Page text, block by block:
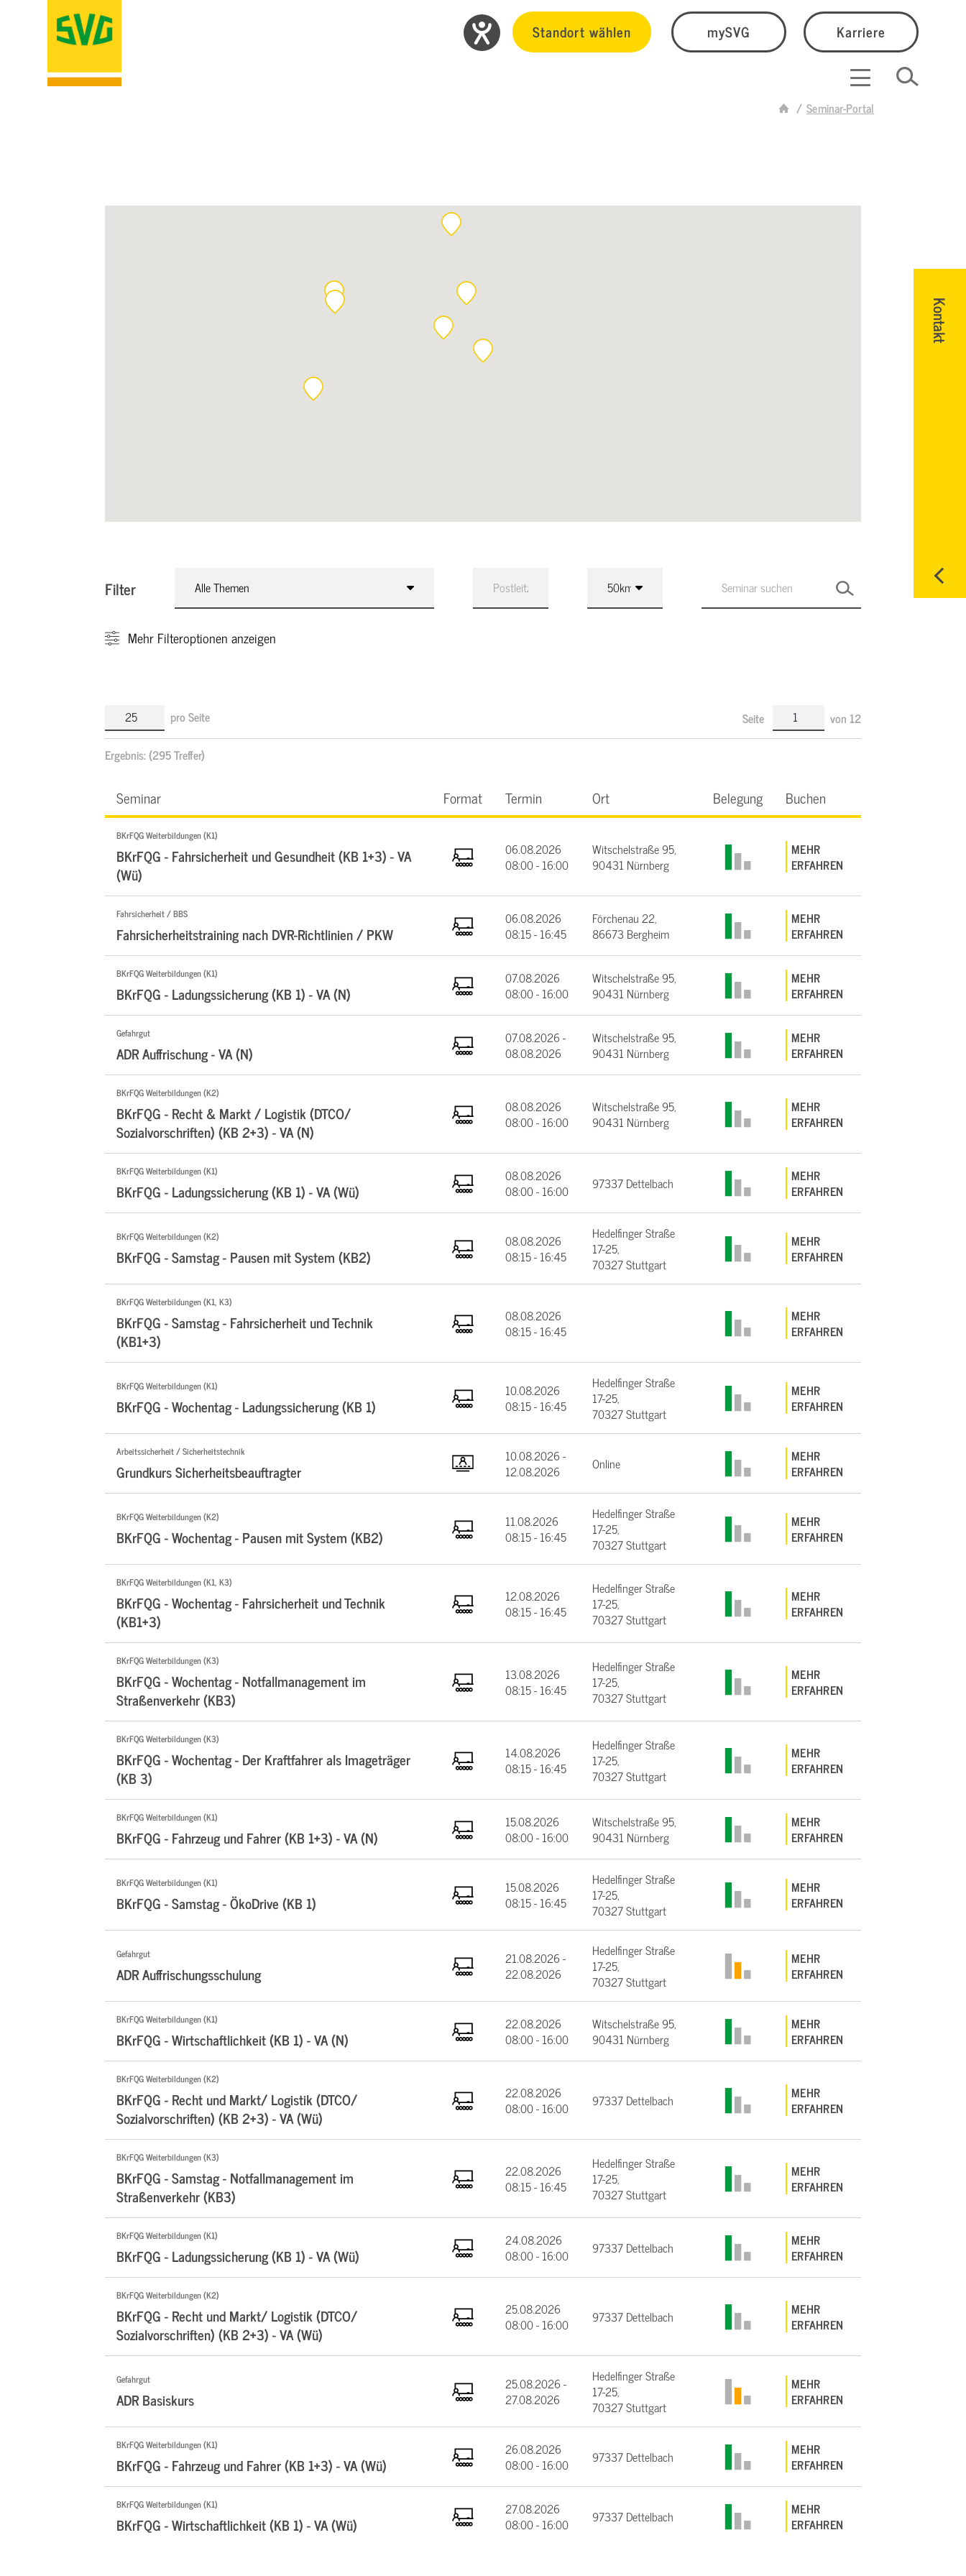
Standort wählen mySVG Karriere
Seminar-Portal
Kontakt
Filter Alle Themen
Mehr Filteroptionen anzeigen
pro Seite Seite von 12
Ergebnis:(295 Treffer)
Seminar Format Termin Ort Belegung Buchen
BKrFQG Weiterbildungen (K1)
BKrFQG - Fahrsicherheit und Gesundheit (KB 1+3) - VA
(Wü)
06.08.2026
08:00 - 16:00
Witschelstraße 95,
90431 Nürnberg
MEHR
ERFAHREN
Fahrsicherheit / BBS
Fahrsicherheitstraining nach DVR-Richtlinien / PKW
06.08.2026
08:15 - 16:45
Förchenau 22,
86673 Bergheim
MEHR
ERFAHREN
BKrFQG Weiterbildungen (K1)
BKrFQG - Ladungssicherung (KB 1) - VA (N)
07.08.2026
08:00 - 16:00
Witschelstraße 95,
90431 Nürnberg
MEHR
ERFAHREN
Gefahrgut
ADR Auffrischung - VA (N)
07.08.2026 -
08.08.2026
Witschelstraße 95,
90431 Nürnberg
MEHR
ERFAHREN
BKrFQG Weiterbildungen (K2)
BKrFQG - Recht & Markt / Logistik (DTCO/
Sozialvorschriften) (KB 2+3) - VA (N)
08.08.2026
08:00 - 16:00
Witschelstraße 95,
90431 Nürnberg
MEHR
ERFAHREN
BKrFQG Weiterbildungen (K1)
BKrFQG - Ladungssicherung (KB 1) - VA (Wü)
08.08.2026
08:00 - 16:00
97337 Dettelbach
MEHR
ERFAHREN
BKrFQG Weiterbildungen (K2)
BKrFQG - Samstag - Pausen mit System (KB2)
08.08.2026
08:15 - 16:45
Hedelfinger Straße
17-25,
70327 Stuttgart
MEHR
ERFAHREN
BKrFQG Weiterbildungen (K1, K3)
BKrFQG - Samstag - Fahrsicherheit und Technik
(KB1+3)
08.08.2026
08:15 - 16:45
MEHR
ERFAHREN
BKrFQG Weiterbildungen (K1)
BKrFQG - Wochentag - Ladungssicherung (KB 1)
10.08.2026
08:15 - 16:45
Hedelfinger Straße
17-25,
70327 Stuttgart
MEHR
ERFAHREN
Arbeitssicherheit / Sicherheitstechnik
Grundkurs Sicherheitsbeauftragter
10.08.2026 -
12.08.2026
Online
MEHR
ERFAHREN
BKrFQG Weiterbildungen (K2)
BKrFQG - Wochentag - Pausen mit System (KB2)
11.08.2026
08:15 - 16:45
Hedelfinger Straße
17-25,
70327 Stuttgart
MEHR
ERFAHREN
BKrFQG Weiterbildungen (K1, K3)
BKrFQG - Wochentag - Fahrsicherheit und Technik
(KB1+3)
12.08.2026
08:15 - 16:45
Hedelfinger Straße
17-25,
70327 Stuttgart
MEHR
ERFAHREN
BKrFQG Weiterbildungen (K3)
BKrFQG - Wochentag - Notfallmanagement im
Straßenverkehr (KB3)
13.08.2026
08:15 - 16:45
Hedelfinger Straße
17-25,
70327 Stuttgart
MEHR
ERFAHREN
BKrFQG Weiterbildungen (K3)
BKrFQG - Wochentag - Der Kraftfahrer als Imageträger
(KB 3)
14.08.2026
08:15 - 16:45
Hedelfinger Straße
17-25,
70327 Stuttgart
MEHR
ERFAHREN
BKrFQG Weiterbildungen (K1)
BKrFQG - Fahrzeug und Fahrer (KB 1+3) - VA (N)
15.08.2026
08:00 - 16:00
Witschelstraße 95,
90431 Nürnberg
MEHR
ERFAHREN
BKrFQG Weiterbildungen (K1)
BKrFQG - Samstag - ÖkoDrive (KB 1)
15.08.2026
08:15 - 16:45
Hedelfinger Straße
17-25,
70327 Stuttgart
MEHR
ERFAHREN
Gefahrgut
ADR Auffrischungsschulung
21.08.2026 -
22.08.2026
Hedelfinger Straße
17-25,
70327 Stuttgart
MEHR
ERFAHREN
BKrFQG Weiterbildungen (K1)
BKrFQG - Wirtschaftlichkeit (KB 1) - VA (N)
22.08.2026
08:00 - 16:00
Witschelstraße 95,
90431 Nürnberg
MEHR
ERFAHREN
BKrFQG Weiterbildungen (K2)
BKrFQG - Recht und Markt/ Logistik (DTCO/
Sozialvorschriften) (KB 2+3) - VA (Wü)
22.08.2026
08:00 - 16:00
97337 Dettelbach
MEHR
ERFAHREN
BKrFQG Weiterbildungen (K3)
BKrFQG - Samstag - Notfallmanagement im
Straßenverkehr (KB3)
22.08.2026
08:15 - 16:45
Hedelfinger Straße
17-25,
70327 Stuttgart
MEHR
ERFAHREN
BKrFQG Weiterbildungen (K1)
BKrFQG - Ladungssicherung (KB 1) - VA (Wü)
24.08.2026
08:00 - 16:00
97337 Dettelbach
MEHR
ERFAHREN
BKrFQG Weiterbildungen (K2)
BKrFQG - Recht und Markt/ Logistik (DTCO/
Sozialvorschriften) (KB 2+3) - VA (Wü)
25.08.2026
08:00 - 16:00
97337 Dettelbach
MEHR
ERFAHREN
Gefahrgut
ADR Basiskurs
25.08.2026 -
27.08.2026
Hedelfinger Straße
17-25,
70327 Stuttgart
MEHR
ERFAHREN
BKrFQG Weiterbildungen (K1)
BKrFQG - Fahrzeug und Fahrer (KB 1+3) - VA (Wü)
26.08.2026
08:00 - 16:00
97337 Dettelbach
MEHR
ERFAHREN
BKrFQG Weiterbildungen (K1)
BKrFQG - Wirtschaftlichkeit (KB 1) - VA (Wü)
27.08.2026
08:00 - 16:00
97337 Dettelbach
MEHR
ERFAHREN